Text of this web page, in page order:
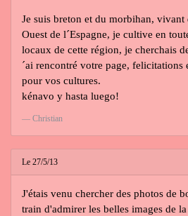
Je suis breton et du morbihan,
Ouest de l´Espagne, je cultive en
locaux de cette région, je cherchais
´ai rencontré votre page,
pour vos cultures.
kénavo y hasta luego!
Christian
Le 27/5/13
J'étais venu chercher des photos de
train d'admirer les belles images de